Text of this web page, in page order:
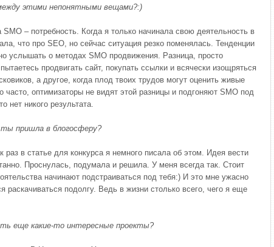
этими непонятными вещами?:)
– потребность. Когда я только начинала свою деятельность в
что про SEO, но сейчас ситуация резко поменялась. Тенденции
услышать о методах SMO продвижения. Разница, просто
продвигать сайт, покупать ссылки и всячески изощряться
а другое, когда плод твоих трудов могут оценить живые
оптимизаторы не видят этой разницы и подгоняют SMO под
нет никого результата.
пришла в блогосферу?
раз в статье для конкурса я немного писала об этом. Идея вести
Проснулась, подумала и решила. У меня всегда так. Стоит
начинают подстраиваться под тебя:) И это мне ужасно
раскачиваться подолгу. Ведь в жизни столько всего, чего я еще
еще какие-то интересные проекты?